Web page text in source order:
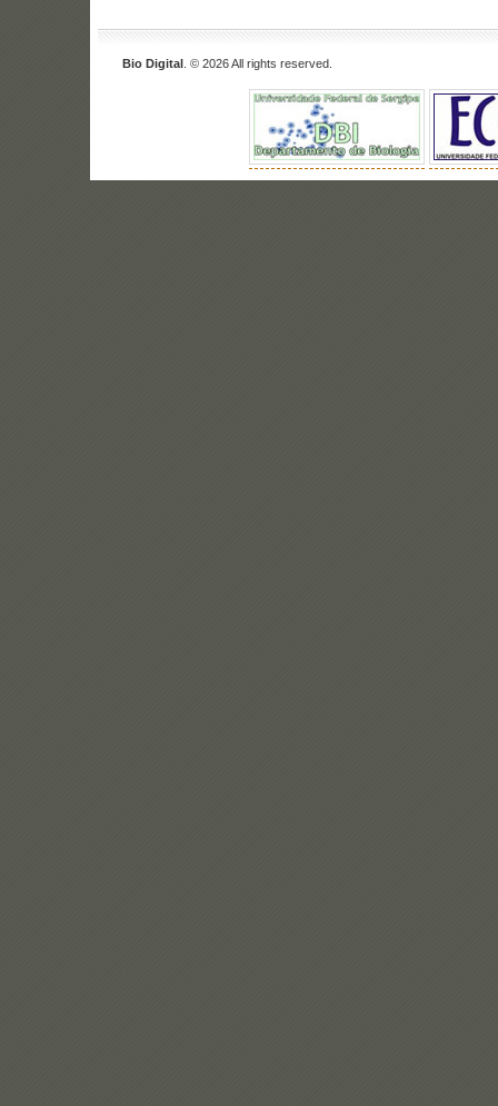
Bio Digital . © 2026 All rights reserved.